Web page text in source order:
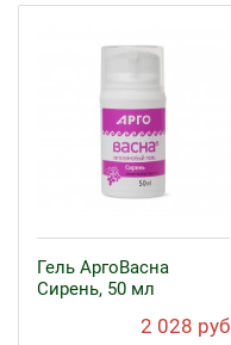
Гель АргоВасна
Сирень, 50 мл
2 028 руб